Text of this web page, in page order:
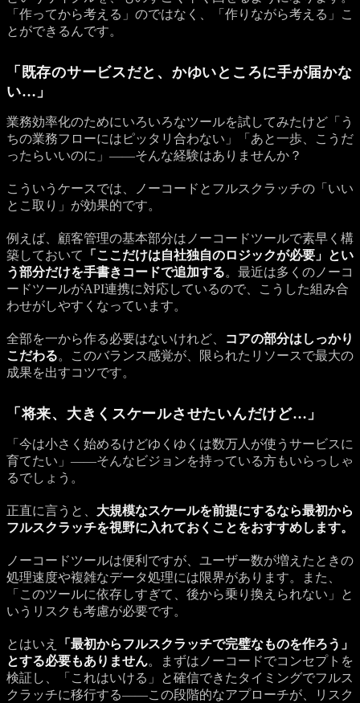
「作ってから考える」のではなく、「作りながら考える」こ
とができるんです。
「既存のサービスだと、かゆいところに手が届かな
い…」
業務効率化のためにいろいろなツールを試してみたけど「う
ちの業務フローにはピッタリ合わない」「あと一歩、こうだ
ったらいいのに」——そんな経験はありませんか？
こういうケースでは、ノーコードとフルスクラッチの「いい
とこ取り」が効果的です。
例えば、顧客管理の基本部分はノーコードツールで素早く構
築しておいて
「ここだけは自社独自のロジックが必要」とい
う部分だけを手書きコードで追加する。最近は多くのノーコ
ードツールがAPI連携に対応しているので、こうした組み合
わせがしやすくなっています。
全部を一から作る必要はないけれど、
コアの部分はしっかり
こだわる。このバランス感覚が、限られたリソースで最大の
成果を出すコツです。
「将来、大きくスケールさせたいんだけど…」
「今は小さく始めるけどゆくゆくは数万人が使うサービスに
育てたい」——そんなビジョンを持っている方もいらっしゃ
るでしょう。
正直に言うと、 大規模なスケールを前提にするなら最初から
フルスクラッチを視野に入れておくことをおすすめします。
ノーコードツールは便利ですが、ユーザー数が増えたときの
処理速度や複雑なデータ処理には限界があります。また、
「このツールに依存しすぎて、後から乗り換えられない」と
いうリスクも考慮が必要です。
とはいえ
「最初からフルスクラッチで完璧なものを作ろう」
とする必要もありません。まずはノーコードでコンセプトを
検証し、「これはいける」と確信できたタイミングでフルス
クラッチに移行する——この段階的なアプローチが、リスク